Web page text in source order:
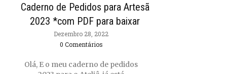
Caderno de Pedidos para Artesã
2023 *com PDF para baixar
Dezembro 28, 2022
0 Comentários
Olá, E o meu caderno de pedidos